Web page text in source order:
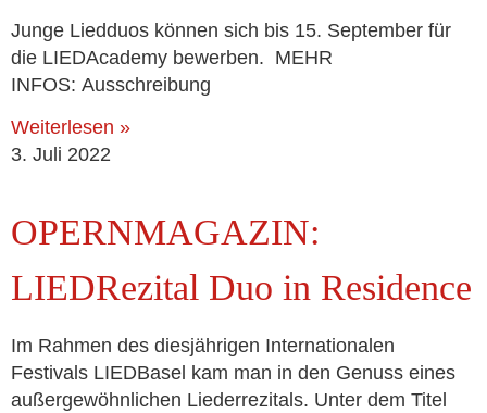
Junge Liedduos kön­nen sich bis 15. September für
die LIEDAcademy bewer­ben. MEHR
INFOS: Ausschreibung
Weiterlesen »
3. Juli 2022
OPERNMAGAZIN:
LIEDRezital Duo in Residence
Im Rahmen des dies­jäh­ri­gen Internationalen
Festivals LIEDBasel kam man in den Genuss eines
außer­ge­wöhn­li­chen Liederrezitals. Unter dem Titel